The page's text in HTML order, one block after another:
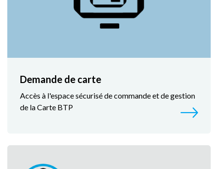
Demande de carte
Accès à l'espace sécurisé de commande et de gestion
de la Carte BTP